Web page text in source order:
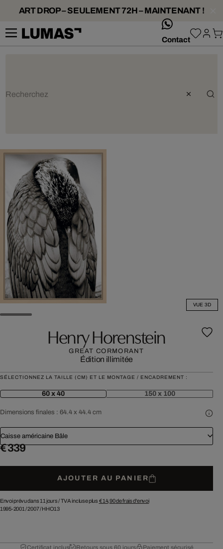
ART DROP – SEULEMENT 72H – MAINTENANT !
Contact
VUE 3D
Henry Horenstein
GREAT CORMORANT
Édition illimitée
SÉLECTIONNEZ LA TAILLE (CM) ET LE MONTAGE / ENCADREMENT :
60 x 40 150 x 100
Dimensions finales : 64.4 x 44.4 cm
Caisse américaine Bâle
€ 339
AJOUTER AU PANIER
Envoi prévu dans 11 jours /TVA incluse plus € 14,90de frais d'envoi
1995-2001 /2007/HHO13
Certificat inclus Retours sous 60 jours Paiement sécurisé